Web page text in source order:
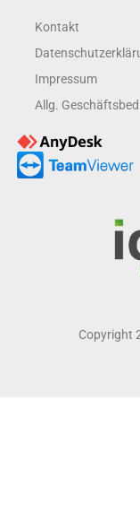
Kontakt
Impressum
Allg.
Copyright